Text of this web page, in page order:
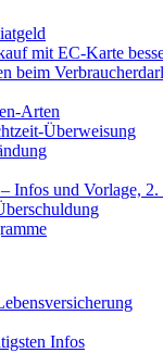
mit EC-Karte
beim
Arten
Überweisung
Infos und Vorlage, 2.
Infos